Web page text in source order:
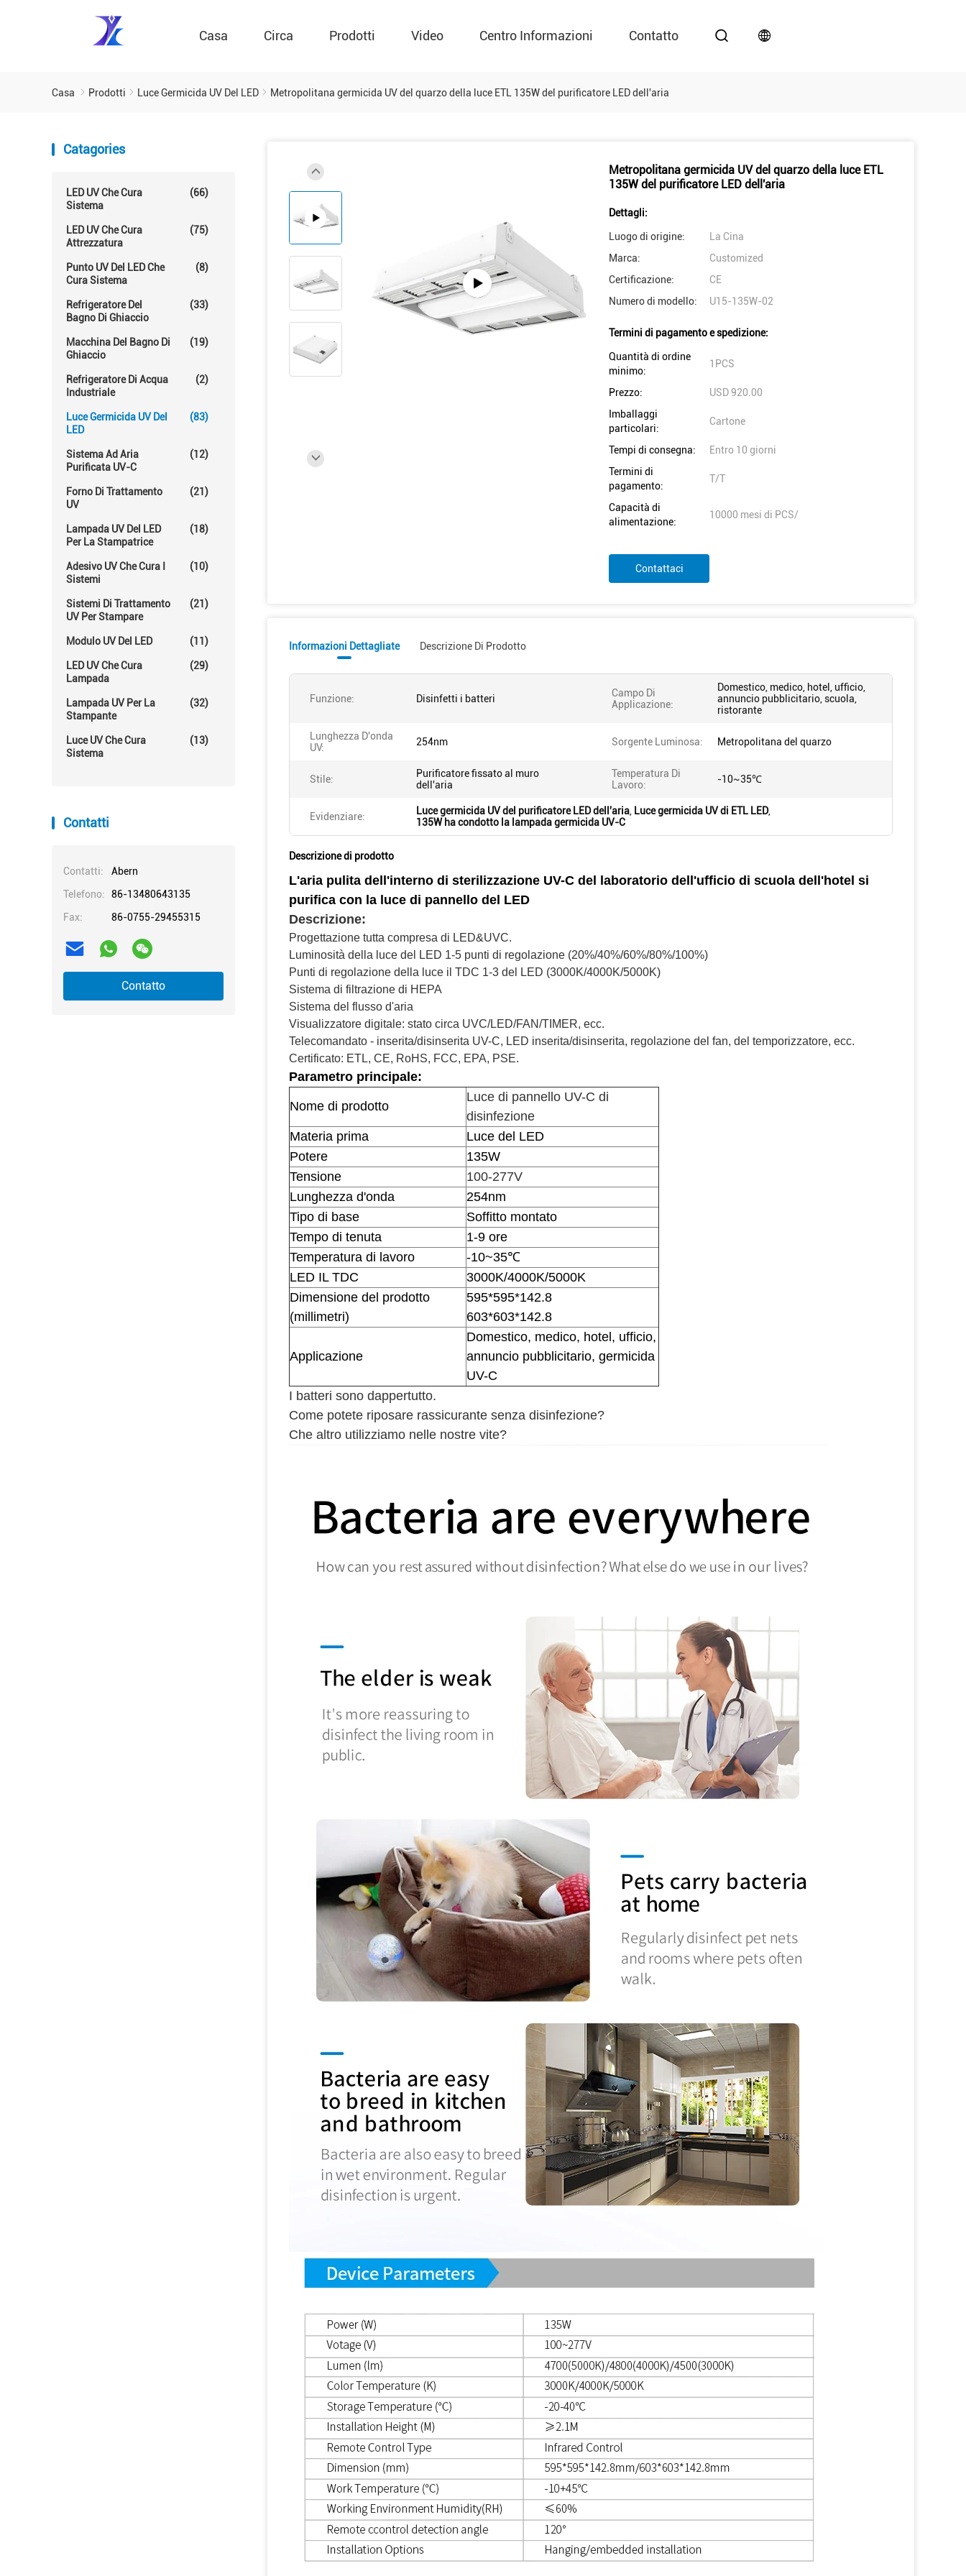
Casa Circa Prodotti Video Centro Informazioni Contatto
Casa Prodotti Luce Germicida UV Del LED Metropolitana germicida UV del quarzo della luce ETL 135W del purificatore LED dell'aria
Catagories
LED UV Che Cura
Sistema
(66)
LED UV Che Cura
Attrezzatura
(75)
Punto UV Del LED Che
Cura Sistema
(8)
Refrigeratore Del
Bagno Di Ghiaccio
(33)
Macchina Del Bagno Di
Ghiaccio
(19)
Refrigeratore Di Acqua
Industriale
(2)
Luce Germicida UV Del
LED
(83)
Sistema Ad Aria
Purificata UV-C
(12)
Forno Di Trattamento
UV
(21)
Lampada UV Del LED
Per La Stampatrice
(18)
Adesivo UV Che Cura I
Sistemi
(10)
Sistemi Di Trattamento
UV Per Stampare
(21)
Modulo UV Del LED (11)
LED UV Che Cura
Lampada
(29)
Lampada UV Per La
Stampante
(32)
Luce UV Che Cura
Sistema
(13)
Contatti
Contatti:
Abern
Telefono:
86-13480643135
Fax:
86-0755-29455315
Contatto
Metropolitana germicida UV del quarzo della luce ETL
135W del purificatore LED dell'aria
Dettagli:
Luogo di origine:
La Cina
Marca:
Customized
Certificazione:
CE
Numero di modello:
U15-135W-02
Termini di pagamento e spedizione:
Quantità di ordine
minimo:
1PCS
Prezzo:
USD 920.00
Imballaggi
particolari:
Cartone
Tempi di consegna:
Entro 10 giorni
Termini di
pagamento:
T/T
Capacità di
alimentazione:
10000 mesi di PCS/
Contattaci
Informazioni Dettagliate Descrizione Di Prodotto
Funzione: Disinfetti i batteri
Campo Di
Applicazione:
Domestico, medico, hotel, ufficio,
annuncio pubblicitario, scuola,
ristorante
Lunghezza D'onda
UV:
254nm Sorgente Luminosa: Metropolitana del quarzo
Stile:
Purificatore fissato al muro
dell'aria
Temperatura Di
Lavoro:
-10~35℃
Evidenziare: Luce germicida UV del purificatore LED dell'aria Luce germicida UV di ETL LED,
135W ha condotto la lampada germicida UV-C
Descrizione di prodotto
L'aria pulita dell'interno di sterilizzazione UV-C del laboratorio dell'ufficio di scuola dell'hotel si
purifica con la luce di pannello del LED
Descrizione:
Progettazione tutta compresa di LED&UVC.
Luminosità della luce del LED 1-5 punti di regolazione (20%/40%/60%/80%/100%)
Punti di regolazione della luce il TDC 1-3 del LED (3000K/4000K/5000K)
Sistema di filtrazione di HEPA
Sistema del flusso d'aria
Visualizzatore digitale: stato circa UVC/LED/FAN/TIMER, ecc.
Telecomandato - inserita/disinserita UV-C, LED inserita/disinserita, regolazione del fan, del temporizzatore, ecc.
Certificato: ETL, CE, RoHS, FCC, EPA, PSE.
Parametro principale:
Nome di prodotto
Luce di pannello UV-C di
disinfezione
Materia prima
Luce del LED
Potere
135W
Tensione
100-277V
Lunghezza d'onda
254nm
Tipo di base
Soffitto montato
Tempo di tenuta
1-9 ore
Temperatura di lavoro
-10~35℃
LED IL TDC
3000K/4000K/5000K
Dimensione del prodotto
(millimetri)
595*595*142.8
603*603*142.8
Applicazione
Domestico, medico, hotel, ufficio,
annuncio pubblicitario, germicida
UV-C
I batteri sono dappertutto.
Come potete riposare rassicurante senza disinfezione?
Che altro utilizziamo nelle nostre vite?